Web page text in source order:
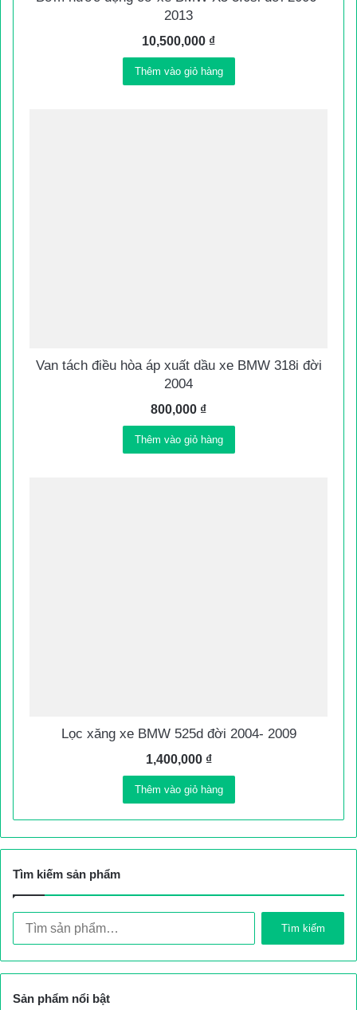
2013
10,500,000 ₫
Thêm vào giỏ hàng
Van tách điều hòa áp xuất dầu xe BMW 318i đời
2004
800,000 ₫
Thêm vào giỏ hàng
Lọc xăng xe BMW 525d đời 2004- 2009
1,400,000 ₫
Thêm vào giỏ hàng
Tìm kiếm sản phẩm
kiếm:
Tìm kiếm
Sản phẩm nổi bật